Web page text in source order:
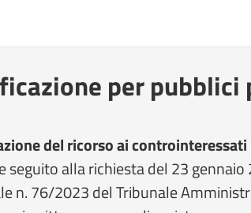
per pubblici
del ricorso ai
seguito alla richiesta del 23
n. 76/2023 del Tribunale